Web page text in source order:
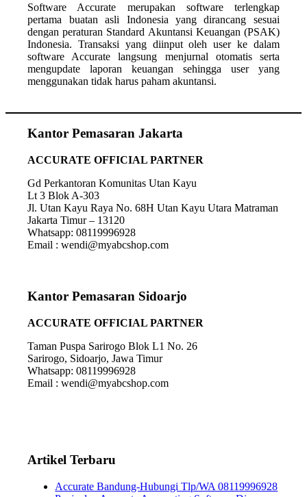
Software Accurate merupakan software terlengkap
pertama buatan asli Indonesia yang dirancang sesuai
dengan peraturan Standard Akuntansi Keuangan (PSAK)
Indonesia. Transaksi yang diinput oleh user ke dalam
software Accurate langsung menjurnal otomatis serta
mengupdate laporan keuangan sehingga user yang
menggunakan tidak harus paham akuntansi.
Kantor Pemasaran Jakarta
ACCURATE OFFICIAL PARTNER
Gd Perkantoran Komunitas Utan Kayu
Lt 3 Blok A-303
Jl. Utan Kayu Raya No. 68H Utan Kayu Utara Matraman
Jakarta Timur – 13120
Whatsapp: 08119996928
Email : wendi@myabcshop.com
Kantor Pemasaran Sidoarjo
ACCURATE OFFICIAL PARTNER
Taman Puspa Sarirogo Blok L1 No. 26
Sarirogo, Sidoarjo, Jawa Timur
Whatsapp: 08119996928
Email : wendi@myabcshop.com
Artikel Terbaru
Accurate Bandung-Hubungi Tlp/WA 08119996928